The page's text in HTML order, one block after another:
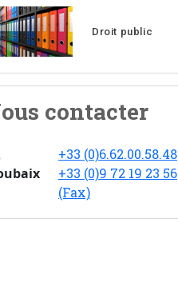
Droit public
contacter
+33 (0)6.62.00.58.48
+33 (0)9 72 19 23 56
(Fax)